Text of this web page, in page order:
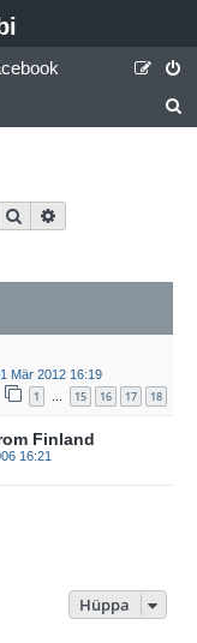
t
Otsi
Mär 2012 16:19
1 … 15 16 17 18
Finland
16:21
Hüppa